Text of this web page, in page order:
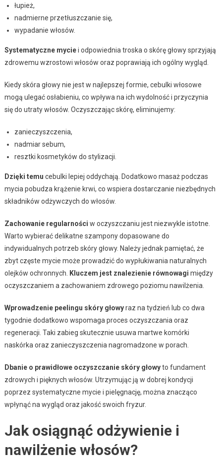
łupież,
nadmierne przetłuszczanie się,
wypadanie włosów.
Systematyczne myciei odpowiednia troska o skórę głowy sprzyjają
zdrowemu wzrostowi włosów oraz poprawiają ich ogólny wygląd.
Kiedy skóra głowy nie jest w najlepszej formie, cebulki włosowe
mogą ulegać osłabieniu, co wpływa na ich wydolność i przyczynia
się do utraty włosów. Oczyszczając skórę, eliminujemy:
zanieczyszczenia,
nadmiar sebum,
resztki kosmetyków do stylizacji.
Dzięki temu cebulki lepiej oddychają. Dodatkowo masaż podczas
mycia pobudza krążenie krwi, co wspiera dostarczanie niezbędnych
składników odżywczych do włosów.
Zachowanie regularności w oczyszczaniu jest niezwykle istotne.
Warto wybierać delikatne szampony dopasowane do
indywidualnych potrzeb skóry głowy. Należy jednak pamiętać, że
zbyt częste mycie może prowadzić do wypłukiwania naturalnych
olejków ochronnych.
Kluczem jest znalezienie równowagi między
oczyszczaniem a zachowaniem zdrowego poziomu nawilżenia.
Wprowadzenie peelingu skóry głowyraz na tydzień lub co dwa
tygodnie dodatkowo wspomaga proces oczyszczania oraz
regeneracji. Taki zabieg skutecznie usuwa martwe komórki
naskórka oraz zanieczyszczenia nagromadzone w porach.
Dbanie o prawidłowe oczyszczanie skóry głowyto fundament
zdrowych i pięknych włosów. Utrzymując ją w dobrej kondycji
poprzez systematyczne mycie i pielęgnację, można znacząco
wpłynąć na wygląd oraz jakość swoich fryzur.
Jak osiągnąć odżywienie i
nawilżenie włosów?